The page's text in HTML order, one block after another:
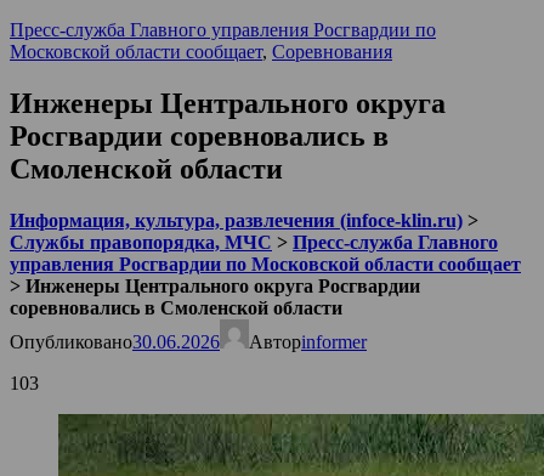
Пресс-служба Главного управления Росгвардии по
Московской области сообщает, Соревнования
Инженеры Центрального округа
Росгвардии соревновались в
Смоленской области
Информация, культура, развлечения (infoce-klin.ru) >
Службы правопорядка, МЧС > Пресс-служба Главного
управления Росгвардии по Московской области сообщает
> Инженеры Центрального округа Росгвардии
соревновались в Смоленской области
Опубликовано30.06.2026 Авторinformer
103